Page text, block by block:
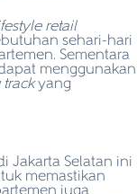
retail
sehari-hari
Sementara
menggunakan
yang
Jakarta Selatan ini
memastikan